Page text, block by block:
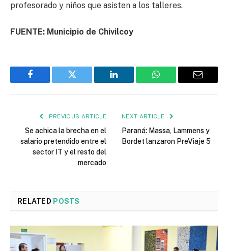
profesorado y niños que asisten a los talleres.
FUENTE: Municipio de Chivilcoy
Facebook Twitter LinkedIn WhatsApp Email
PREVIOUS ARTICLE
Se achica la brecha en el
salario pretendido entre el
sector IT y el resto del
mercado
NEXT ARTICLE
Paraná: Massa, Lammens y
Bordet lanzaron PreViaje 5
RELATED POSTS